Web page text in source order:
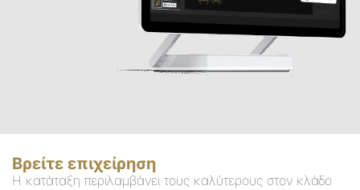
Βρείτε επιχείρηση
Η κατάταξη περιλαμβάνει τους καλύτερους στον κλάδο